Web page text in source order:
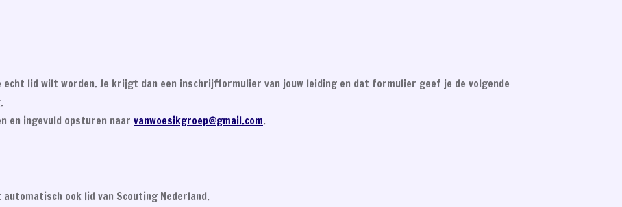
echt lid wilt worden. Je krijgt dan een inschrijfformulier van jouw leiding en dat formulier geef je de volgende
en ingevuld opsturen naar vanwoesikgroep@gmail.com.
ook lid van Scouting Nederland.